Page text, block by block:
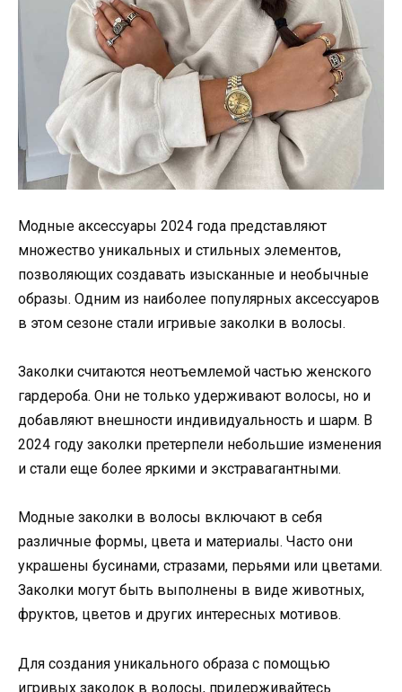
Модные аксессуары 2024 года представляют
множество уникальных и стильных элементов,
позволяющих создавать изысканные и необычные
образы. Одним из наиболее популярных аксессуаров
в этом сезоне стали игривые заколки в волосы.
Заколки считаются неотъемлемой частью женского
гардероба. Они не только удерживают волосы, но и
добавляют внешности индивидуальность и шарм. В
2024 году заколки претерпели небольшие изменения
и стали еще более яркими и экстравагантными.
Модные заколки в волосы включают в себя
различные формы, цвета и материалы. Часто они
украшены бусинами, стразами, перьями или цветами.
Заколки могут быть выполнены в виде животных,
фруктов, цветов и других интересных мотивов.
Для создания уникального образа с помощью
игривых заколок в волосы, придерживайтесь